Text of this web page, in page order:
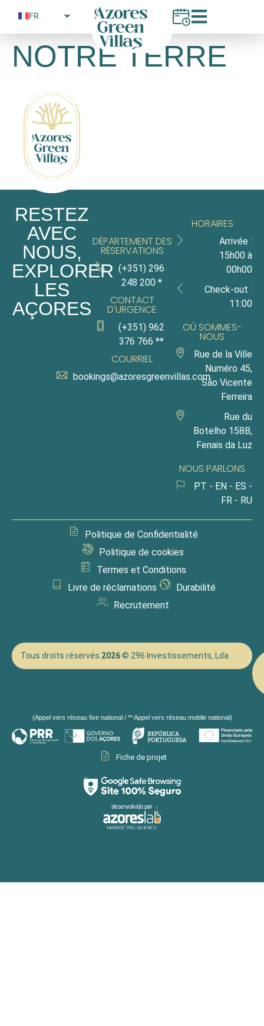
FR
EN
NOTRE TERRE
DÉPARTEMENT DES
RÉSERVATIONS
(+351) 296
248 200 *
CONTACT
D'URGENCE
(+351) 962
376 766 **
COURRIEL
bookings@azoresgreenvillas.com
RESTEZ
AVEC
NOUS,
EXPLORER
LES
AÇORES
HORAIRES
Arrivée :
15h00 à
00h00
Check-out :
11:00
OÙ SOMMES-
NOUS
Rue de la Ville
Numéro 45,
São Vicente
Ferreira
Rue du
Botelho 158B,
Fenais da Luz
NOUS PARLONS
PT - EN - ES -
FR - RU
Politique de Confidentialité
Politique de cookies
Termes et Conditions
Livre de réclamations
Durabilité
Recrutement
Tous droits réservés 2026© 296 Investissements, Lda
(Appel vers réseau fixe national / ** Appel vers réseau mobile national)
Fiche de projet